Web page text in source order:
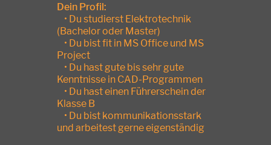
Dein Profil:
• Du studierst Elektrotechnik
(Bachelor oder Master)
• Du bist fit in MS Office und MS
Project
• Du hast gute bis sehr gute
Kenntnisse in CAD-Programmen
• Du hast einen Führerschein der
Klasse B
• Du bist kommunikationsstark
und arbeitest gerne eigenständig